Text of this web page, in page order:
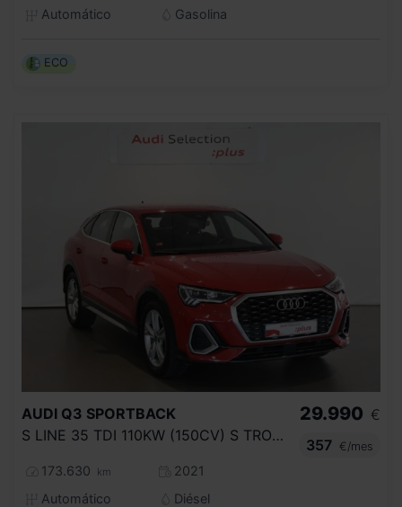
Automático Gasolina
ECO
AUDI Q3 SPORTBACK
S LINE 35 TDI 110KW (150CV) S TRONIC
173.630 km
2021
Automático
Diésel
29.990 €
357
€/mes